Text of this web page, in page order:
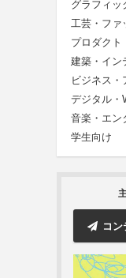
グラフィッ
工芸・ファ
プロダクト
建築・イン
ビジネス・
デジタル・
音楽・エン
学生向け
コ